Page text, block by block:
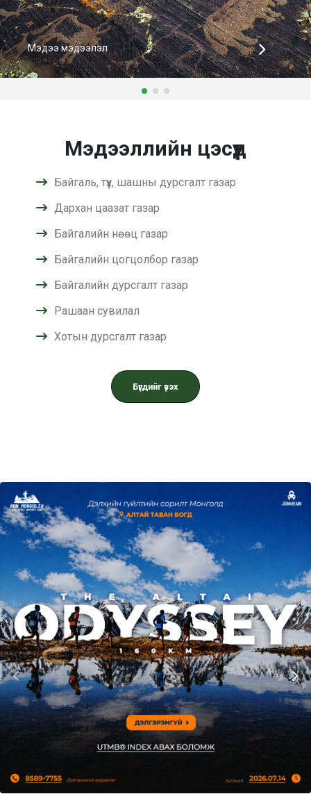
Мэдээ мэдээлэл
Мэдээллийн цэсүүд
Байгаль, түүх, шашны дурсгалт газар
Дархан цаазат газар
Байгалийн нөөц газар
Байгалийн цогцолбор газар
Байгалийн дурсгалт газар
Рашаан сувилал
Хотын дурсгалт газар
Бүгдийг үзэх